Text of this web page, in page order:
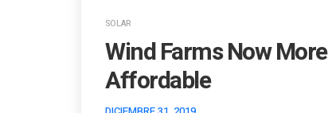
SOLAR
Wind Farms Now More
Affordable